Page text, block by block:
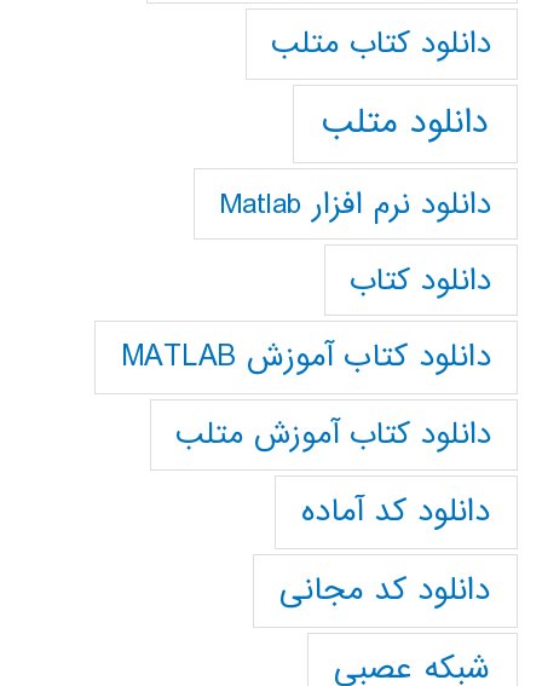
دانلود كتاب متلب
دانلود متلب
دانلود نرم افزار Matlab
دانلود کتاب
دانلود کتاب آموزش MATLAB
دانلود کتاب آموزش متلب
دانلود کد آماده
دانلود کد مجانی
شبکه عصبی